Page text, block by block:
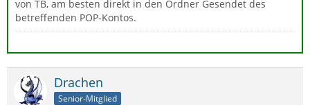
von TB, am besten direkt in den Ordner Gesendet des
betreffenden POP-Kontos.
Drachen
Senior-Mitglied